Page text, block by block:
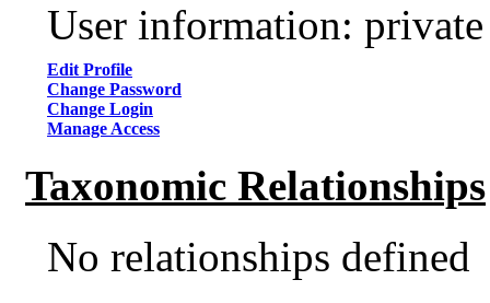
User information: private
Edit Profile
Change Password
Change Login
Manage Access
Taxonomic Relationships
No relationships defined